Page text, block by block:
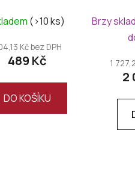
(>10 ks)
Kč bez DPH
489 Kč
DO KOŠÍKU
Brzy
1
2